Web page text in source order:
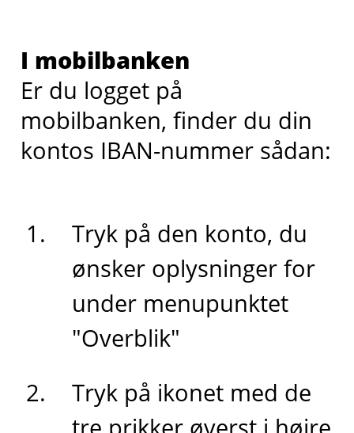
I mobilbanken
Er du logget på
mobilbanken, finder du din
kontos IBAN-nummer sådan:
Tryk på den konto, du
ønsker oplysninger for
under menupunktet
"Overblik"
Tryk på ikonet med de